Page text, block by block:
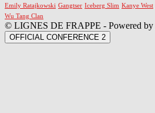
Emily Ratajkowski Gangtser Iceberg Slim Kanye West
Wu Tang Clan
© LIGNES DE FRAPPE - Powered by
OFFICIAL CONFERENCE 2